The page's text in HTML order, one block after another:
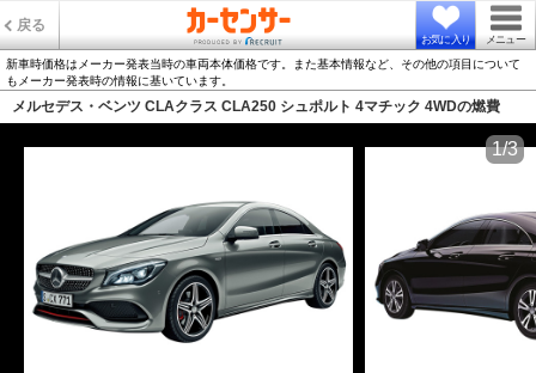
戻る
お気に入り メニュー
新車時価格はメーカー発表当時の車両本体価格です。また基本情報など、その他の項目について
もメーカー発表時の情報に基いています。
メルセデス・ベンツ CLAクラス CLA250 シュポルト 4マチック 4WDの燃費
1/3